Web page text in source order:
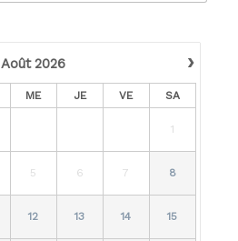
›
Août 2026
ME JE VE SA
1
5 6 7 8
12 13 14 15